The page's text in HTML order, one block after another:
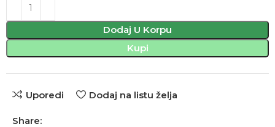
Dodaj U Korpu
Kupi
Uporedi Dodaj na listu želja
Share: